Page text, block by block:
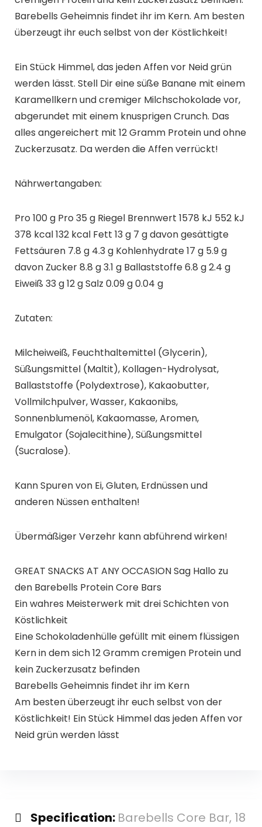
Barebells Geheimnis findet ihr im Kern. Am besten
überzeugt ihr euch selbst von der Köstlichkeit!
Ein Stück Himmel, das jeden Affen vor Neid grün
werden lässt. Stell Dir eine süße Banane mit einem
Karamellkern und cremiger Milchschokolade vor,
abgerundet mit einem knusprigen Crunch. Das
alles angereichert mit 12 Gramm Protein und ohne
Zuckerzusatz. Da werden die Affen verrückt!
Nährwertangaben:
Pro 100 g Pro 35 g Riegel Brennwert 1578 kJ 552 kJ
378 kcal 132 kcal Fett 13 g 7 g davon gesättigte
Fettsäuren 7.8 g 4.3 g Kohlenhydrate 17 g 5.9 g
davon Zucker 8.8 g 3.1 g Ballaststoffe 6.8 g 2.4 g
Eiweiß 33 g 12 g Salz 0.09 g 0.04 g
Zutaten:
Milcheiweiß, Feuchthaltemittel (Glycerin),
Süßungsmittel (Maltit), Kollagen-Hydrolysat,
Ballaststoffe (Polydextrose), Kakaobutter,
Vollmilchpulver, Wasser, Kakaonibs,
Sonnenblumenöl, Kakaomasse, Aromen,
Emulgator (Sojalecithine), Süßungsmittel
(Sucralose).
Kann Spuren von Ei, Gluten, Erdnüssen und
anderen Nüssen enthalten!
Übermäßiger Verzehr kann abführend wirken!
GREAT SNACKS AT ANY OCCASION Sag Hallo zu
den Barebells Protein Core Bars
Ein wahres Meisterwerk mit drei Schichten von
Köstlichkeit
Eine Schokoladenhülle gefüllt mit einem flüssigen
Kern in dem sich 12 Gramm cremigen Protein und
kein Zuckerzusatz befinden
Barebells Geheimnis findet ihr im Kern
Am besten überzeugt ihr euch selbst von der
Köstlichkeit! Ein Stück Himmel das jeden Affen vor
Neid grün werden lässt
Specification: Barebells Core Bar, 18